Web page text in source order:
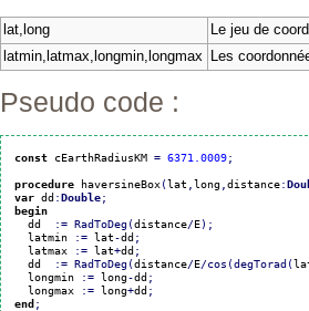
lat,long
Le jeu de
latmin,latmax,longmin,longmax
Les
Pseudo code :
const cEarthRadiusKM = 6371.0009;
procedure haversineBox(lat ,long ,distance:
var dd:Double;
begin
  dd
:= RadToDeg(distance/E) ;
  latmin
:= lat-dd;
  latmax
:= lat+dd;
  dd
:= RadToDeg(distance/E/cos (degTorad(
  longmin
:= long-dd;
  longmax
:= long+dd;
end;